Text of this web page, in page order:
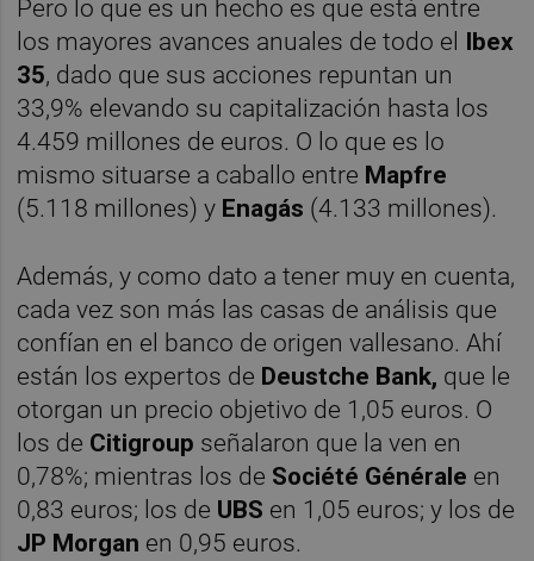
Pero lo que es un hecho es que está entre
los mayores avances anuales de todo el Ibex
35, dado que sus acciones repuntan un
33,9% elevando su capitalización hasta los
4.459 millones de euros. O lo que es lo
mismo situarse a caballo entre Mapfre
(5.118 millones) y Enagás (4.133 millones).
Además, y como dato a tener muy en cuenta,
cada vez son más las casas de análisis que
confían en el banco de origen vallesano. Ahí
están los expertos de Deustche Bank, que le
otorgan un precio objetivo de 1,05 euros. O
los de Citigroup señalaron que la ven en
0,78%; mientras los de Société Générale en
0,83 euros; los de UBS en 1,05 euros; y los de
JP Morgan en 0,95 euros.